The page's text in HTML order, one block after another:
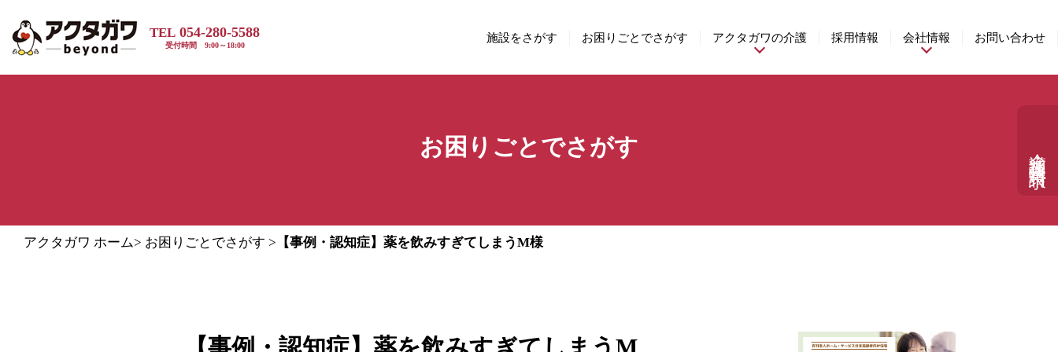
介護相談・資料請求
TEL 054-280-5588
受付時間 9:00～18:00
施設をさがす お困りごとでさがす アクタガワの介護 採用情報 会社情報 お問い合わせ
お困りごとでさがす
アクタガワ ホーム> お困りごとでさがす > 【事例・認知症】薬を飲みすぎてしまうM様